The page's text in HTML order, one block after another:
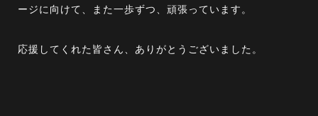
ージに向けて、また一歩ずつ、頑張っています。
応援してくれた皆さん、ありがとうございました。